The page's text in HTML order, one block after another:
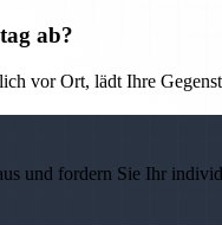
ab?
vor Ort, lädt Ihre
und fordern Sie Ihr